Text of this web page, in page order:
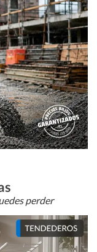
perder